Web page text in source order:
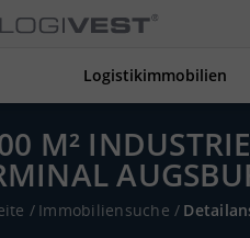
Logistikimmobilien
M²
/ Immobiliensuche /